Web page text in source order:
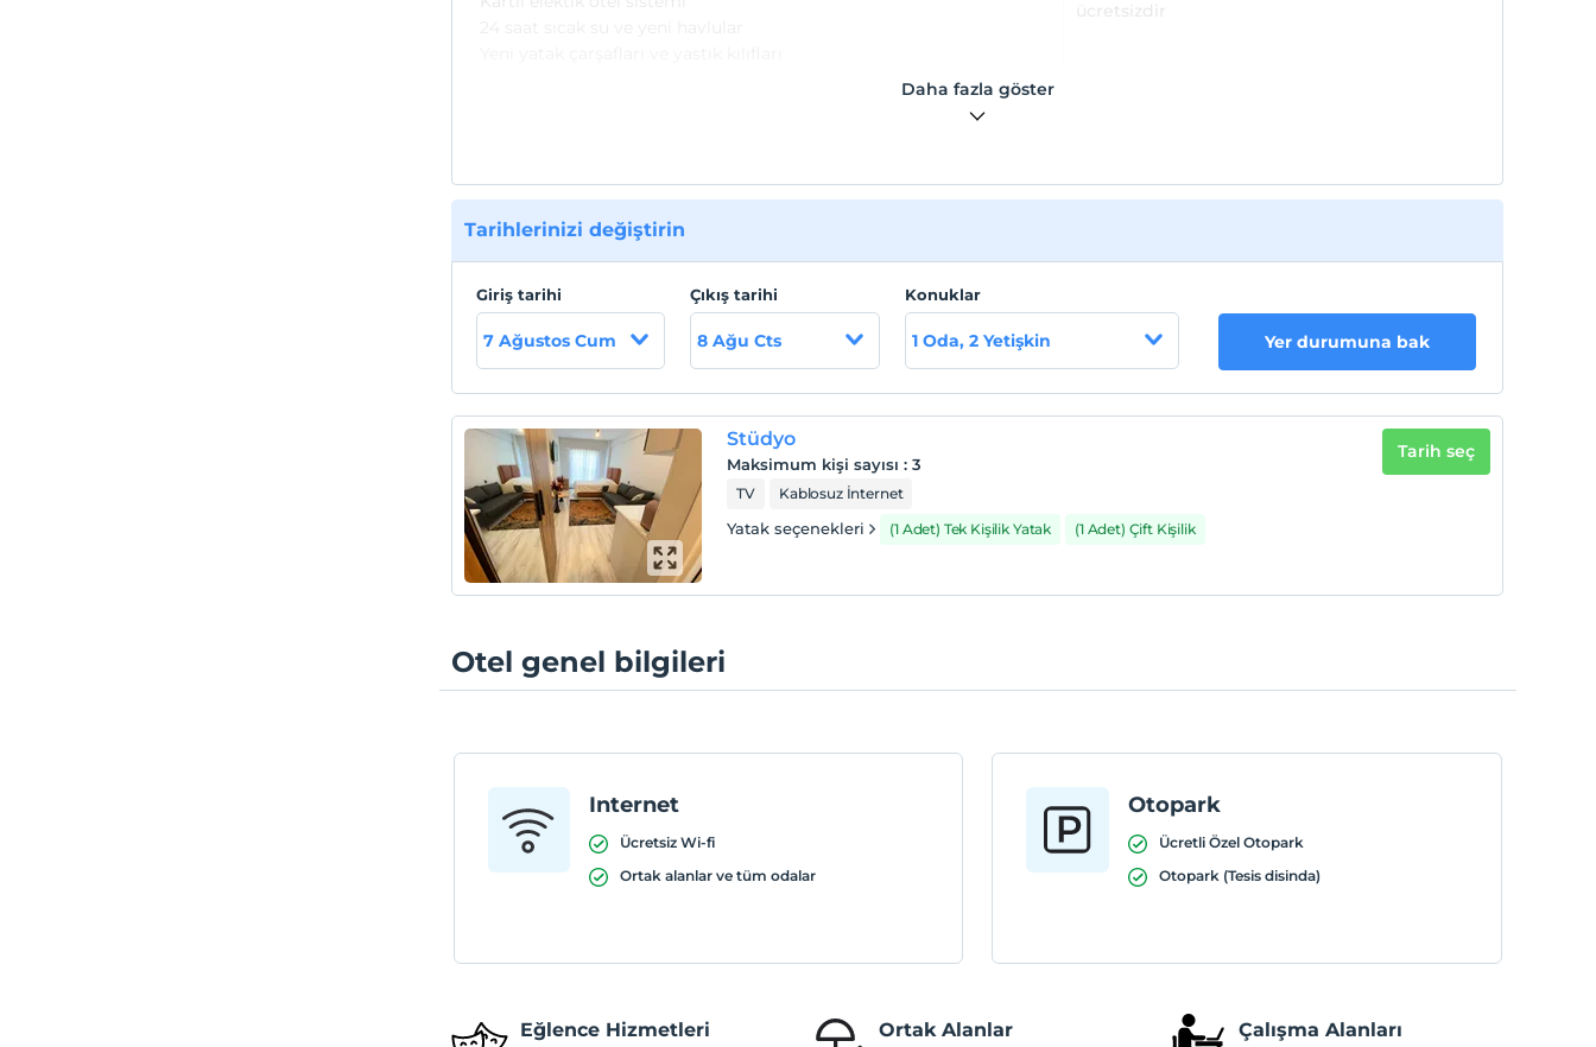
Buzdolabı,kettle,temiz havlu, nevresim, şampuan, sıvı sabun.
Doktorlar caddesi : 5 dk Tren istasyonu : 7-8 dk
ücretsizdir
Daha fazla göster
Tarihlerinizi değiştirin
Giriş tarihi
7 Ağustos Cum
Çıkış tarihi
8 Ağu Cts
Konuklar
1 Oda, 2 Yetişkin Yer durumuna bak
Stüdyo
Maksimum kişi sayısı :3
TV Kablosuz İnternet
Yatak seçenekleri (1 Adet) Tek Kişilik Yatak (1 Adet) Çift Kişilik
Tarih seç
Otel genel bilgileri
Internet
Ücretsiz Wi-fi
Ortak alanlar ve tüm odalar
Otopark
Ücretli Özel Otopark
Otopark (Tesis disinda)
Eğlence Hizmetleri Ortak Alanlar Çalışma Alanları